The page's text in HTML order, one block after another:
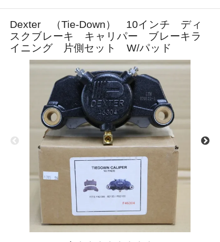
Dexter （Tie-Down） 10インチ ディ
スクブレーキ キャリパー ブレーキラ
イニング 片側セット W/パッド